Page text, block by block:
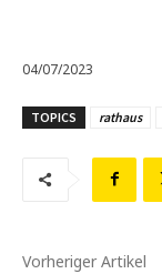
04/07/2023
TOPICS rathaus
Vorheriger Artikel